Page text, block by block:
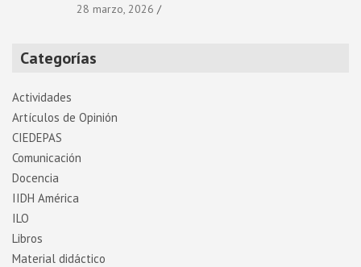
28 marzo, 2026
Categorías
Actividades
Artí­culos de Opinión
CIEDEPAS
Comunicación
Docencia
IIDH América
ILO
Libros
Material didáctico